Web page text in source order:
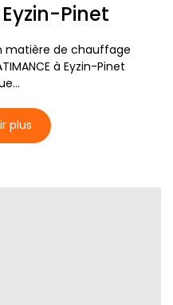
Pinet
matière de chauffage
à Eyzin-Pinet
plus